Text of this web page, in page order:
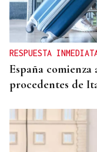
RESPUESTA
España
procedentes de